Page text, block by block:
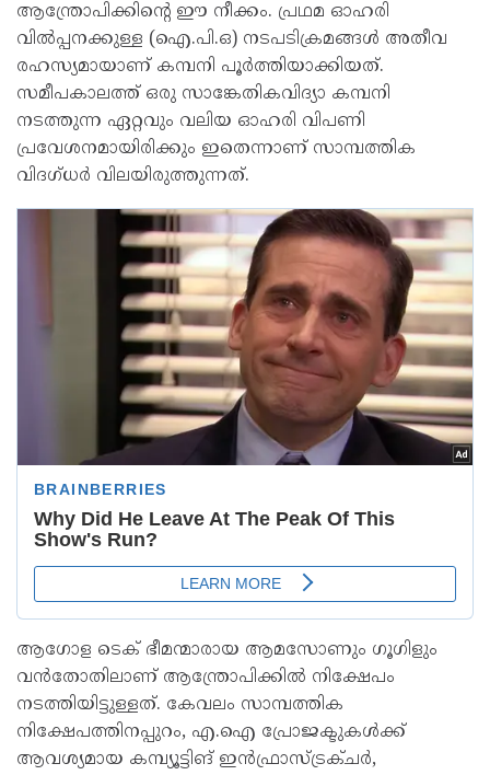
ആന്ത്രോപിക്കിന്റെ ഈ നീക്കം. പ്രഥമ ഓഹരി
വിൽപ്പനക്കുള്ള (ഐ.പി.ഒ) നടപടിക്രമങ്ങൾ അതീവ
രഹസ്യമായാണ് കമ്പനി പൂർത്തിയാക്കിയത്.
സമീപകാലത്ത് ഒരു സാങ്കേതികവിദ്യാ കമ്പനി
നടത്തുന്ന ഏറ്റവും വലിയ ഓഹരി വിപണി
പ്രവേശനമായിരിക്കും ഇതെന്നാണ് സാമ്പത്തിക
വിദഗ്ധർ വിലയിരുത്തുന്നത്.
ആഗോള ടെക് ഭീമന്മാരായ ആമസോണും ഗൂഗിളും
വൻതോതിലാണ് ആന്ത്രോപിക്കിൽ നിക്ഷേപം
നടത്തിയിട്ടുള്ളത്. കേവലം സാമ്പത്തിക
നിക്ഷേപത്തിനപ്പുറം, എ.ഐ പ്രോജക്ടുകൾക്ക്
ആവശ്യമായ കമ്പ്യൂട്ടിങ് ഇൻഫ്രാസ്ട്രക്ചർ,